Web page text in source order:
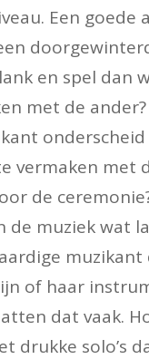
Een
en spel
met de
vermaken met
de
muziek wat
of haar
dat vaak.
drukke solo’s